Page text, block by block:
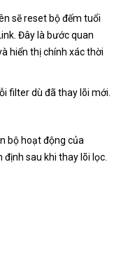
sẽ reset bộ đếm tuổi
Đây là bước quan
hiển thị chính xác thời
filter dù đã thay lõi mới.
bộ hoạt động của
sau khi thay lõi lọc.